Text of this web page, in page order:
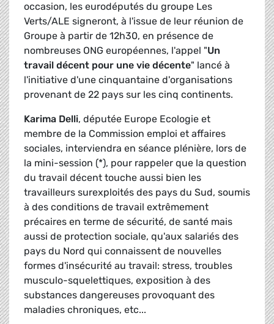
occasion, les eurodéputés du groupe Les
Verts/ALE signeront, à l'issue de leur réunion de
Groupe à partir de 12h30, en présence de
nombreuses ONG européennes, l'appel "Un
travail décent pour une vie décente" lancé à
l'initiative d'une cinquantaine d'organisations
provenant de 22 pays sur les cinq continents.
Karima Delli, députée Europe Ecologie et
membre de la Commission emploi et affaires
sociales, interviendra en séance plénière, lors de
la mini-session (*), pour rappeler que la question
du travail décent touche aussi bien les
travailleurs surexploités des pays du Sud, soumis
à des conditions de travail extrêmement
précaires en terme de sécurité, de santé mais
aussi de protection sociale, qu'aux salariés des
pays du Nord qui connaissent de nouvelles
formes d'insécurité au travail: stress, troubles
musculo-squelettiques, exposition à des
substances dangereuses provoquant des
maladies chroniques, etc...